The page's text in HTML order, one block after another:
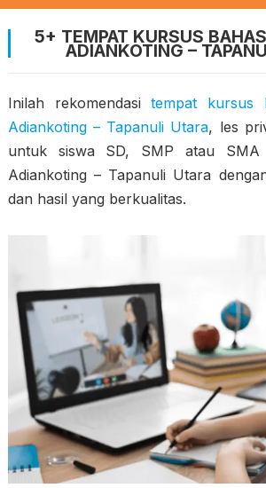
5+ TEMPAT KURSUS
ADIANKOTING –
Inilah rekomendasitempat kursus
Adiankoting – Tapanuli Utara, les
untuk siswa SD, SMP atau SMA
Adiankoting – Tapanuli Utara
dan hasil yang berkualitas.